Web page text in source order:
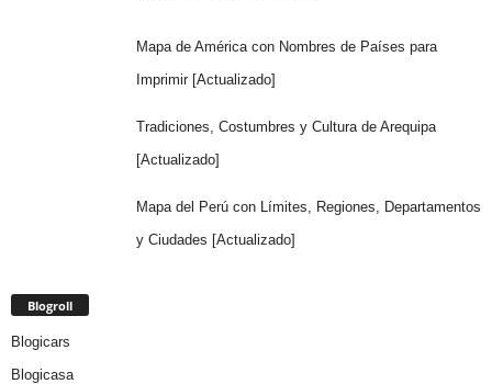
Mapa de América con Nombres de Países para
Imprimir [Actualizado]
Tradiciones, Costumbres y Cultura de Arequipa
[Actualizado]
Mapa del Perú con Límites, Regiones, Departamentos
y Ciudades [Actualizado]
Blogroll
Blogicars
Blogicasa